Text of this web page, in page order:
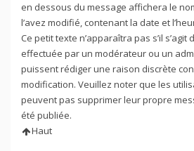
en dessous du message affichera le
l’avez modifié, contenant la date et
Ce petit texte n’apparaîtra pas s’il s’agit
effectuée par un modérateur ou un
puissent rédiger une raison discrète
modification. Veuillez noter que les
peuvent pas supprimer leur propre
été publiée.
Haut